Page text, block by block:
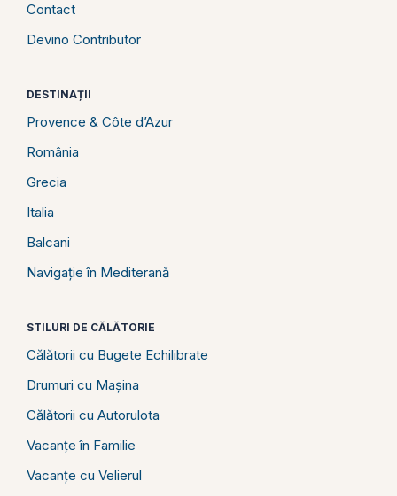
Contact
Devino Contributor
DESTINAȚII
Provence & Côte d’Azur
România
Grecia
Italia
Balcani
Navigație în Mediterană
STILURI DE CĂLĂTORIE
Călătorii cu Bugete Echilibrate
Drumuri cu Mașina
Călătorii cu Autorulota
Vacanțe în Familie
Vacanțe cu Velierul